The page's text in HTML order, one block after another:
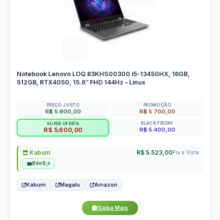
Notebook Lenovo LOQ 83KHS00300 i5-13450HX, 16GB,
512GB, RTX4050, 15.6″ FHD 144Hz – Linux
PREÇO JUSTO
R$ 5.800,00
PROMOÇÃO
R$ 5.700,00
SUPER OFERTA
R$ 5.600,00
BLACK FRIDAY
R$ 5.400,00
Kabum R$ 5.523,00Pix a Vista
8do8
Kabum Magalu Amazon
Saiba Mais